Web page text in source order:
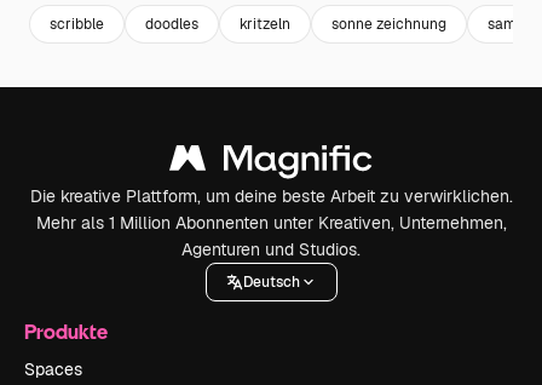
scribble doodles kritzeln sonne zeichnung
Die kreative Plattform, um deine beste Arbeit zu verwirklichen.
Mehr als 1 Million Abonnenten unter Kreativen, Unternehmen,
Agenturen und Studios.
Deutsch
Produkte
Spaces